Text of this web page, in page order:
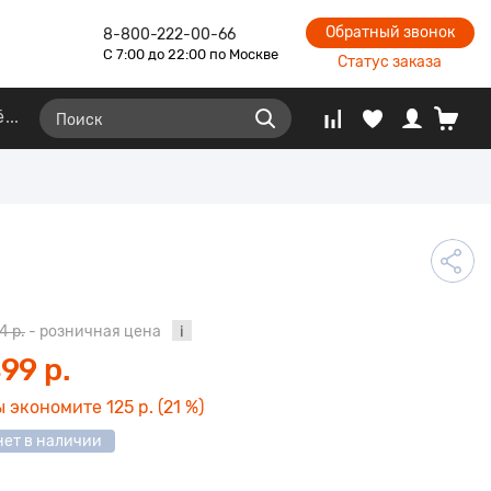
8-800-222-00-66
С 7:00 до 22:00 по Москве
Обратный звонок
Статус заказа
р. - розничная цена
р.
экономите 125 р. (21 %)
в наличии